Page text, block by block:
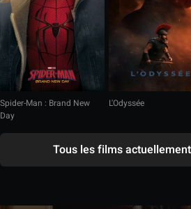
Spider-Man : Brand New
Day
L'Odyssée
Tous les films